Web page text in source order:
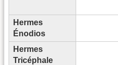
Hermes
Énodios
Hermes
Tricéphale